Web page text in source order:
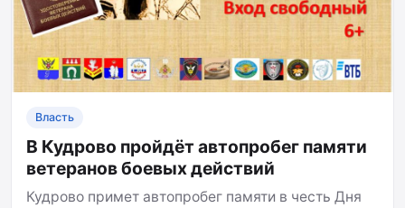
Власть
В Кудрово пройдёт автопробег памяти
ветеранов боевых действий
Кудрово примет автопробег памяти в честь Дня